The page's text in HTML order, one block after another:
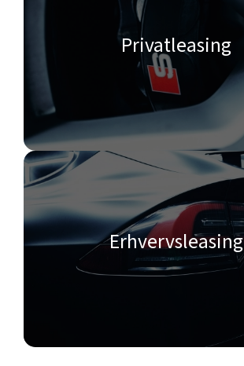
Privatleasing
Erhvervsleasing